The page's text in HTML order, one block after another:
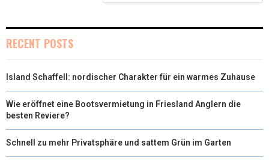
RECENT POSTS
Island Schaffell: nordischer Charakter für ein warmes Zuhause
Wie eröffnet eine Bootsvermietung in Friesland Anglern die
besten Reviere?
Schnell zu mehr Privatsphäre und sattem Grün im Garten